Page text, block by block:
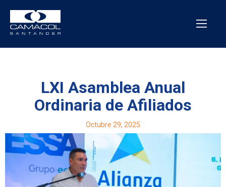
LXI Asamblea Anual
Ordinaria de Afiliados
Octubre 29, 2025